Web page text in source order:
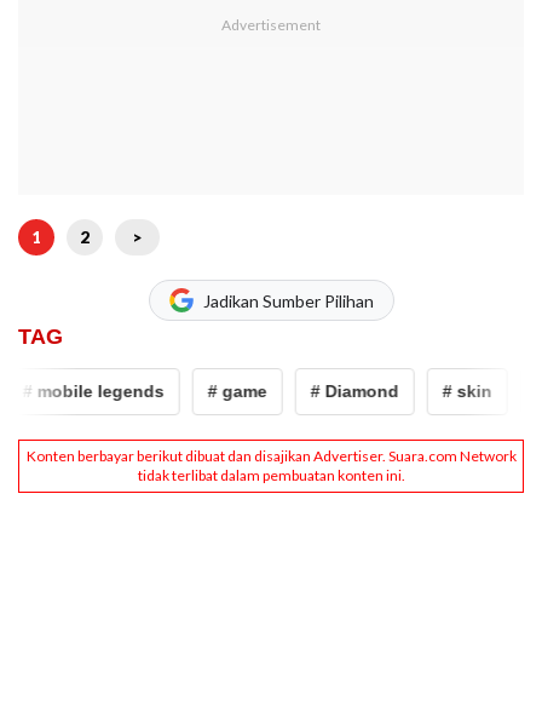
1 2 >
Jadikan Sumber Pilihan
TAG
legends # game # Diamond # skin #